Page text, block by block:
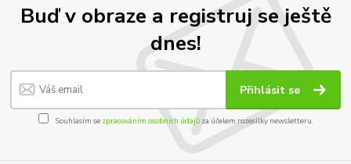
Buď v obraze a registruj se ještě
dnes!
Přihlásit se
Souhlasím se zpracováním osobních údajůza účelem rozesílky newsletteru.